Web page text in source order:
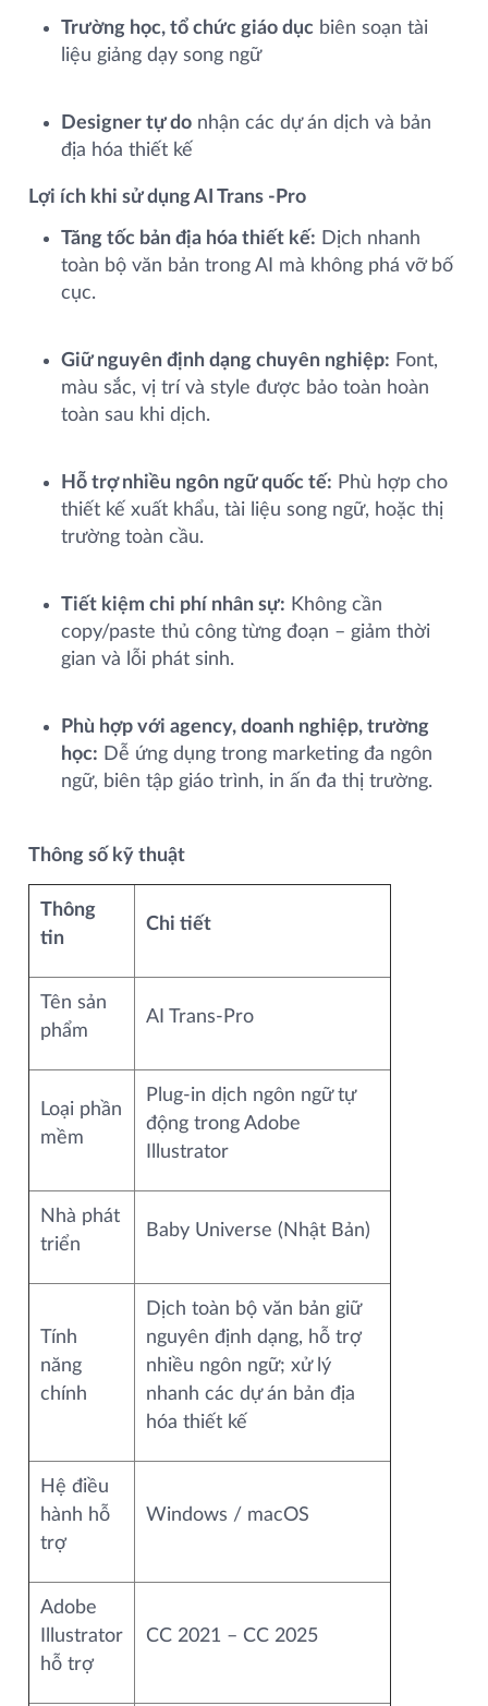
Trường học, tổ chức giáo dục biên soạn tài
liệu giảng dạy song ngữ
Designer tự do nhận các dự án dịch và bản
địa hóa thiết kế
Lợi ích khi sử dụng AI Trans ‑Pro
Tăng tốc bản địa hóa thiết kế: Dịch nhanh
toàn bộ văn bản trong AI mà không phá vỡ bố
cục.
Giữ nguyên định dạng chuyên nghiệp: Font,
màu sắc, vị trí và style được bảo toàn hoàn
toàn sau khi dịch.
Hỗ trợ nhiều ngôn ngữ quốc tế: Phù hợp cho
thiết kế xuất khẩu, tài liệu song ngữ, hoặc thị
trường toàn cầu.
Tiết kiệm chi phí nhân sự: Không cần
copy/paste thủ công từng đoạn – giảm thời
gian và lỗi phát sinh.
Phù hợp với agency, doanh nghiệp, trường
học: Dễ ứng dụng trong marketing đa ngôn
ngữ, biên tập giáo trình, in ấn đa thị trường.
Thông số kỹ thuật
Thông
tin
Chi tiết
Tên sản
phẩm
AI Trans‑Pro
Loại phần
mềm
Plug-in dịch ngôn ngữ tự
động trong Adobe
Illustrator
Nhà phát
triển
Baby Universe (Nhật Bản)
Tính
năng
chính
Dịch toàn bộ văn bản giữ
nguyên định dạng, hỗ trợ
nhiều ngôn ngữ; xử lý
nhanh các dự án bản địa
hóa thiết kế
Hệ điều
hành hỗ
trợ
Windows / macOS
Adobe
Illustrator
hỗ trợ
CC 2021 – CC 2025